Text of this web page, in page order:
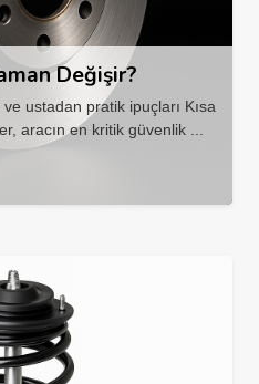
Değişir?
ustadan pratik ipuçları Kısa
aracın en kritik güvenlik ...